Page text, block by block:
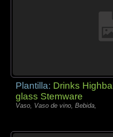
Plantilla: Drinks Highball
glass Stemware
Vaso, Vaso de vino, Bebida,